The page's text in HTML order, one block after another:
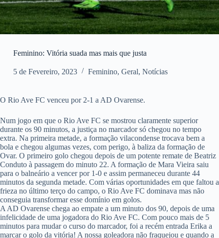
Feminino: Vitória suada mas mais que justa
5 de Fevereiro, 2023 Feminino, Geral, Notícias
O Rio Ave FC venceu por 2-1 a AD Ovarense.
Num jogo em que o Rio Ave FC se mostrou claramente superior
durante os 90 minutos, a justiça no marcador só chegou no tempo
extra. Na primeira metade, a formação vilacondense trocava bem a
bola e chegou algumas vezes, com perigo, à baliza da formação de
Ovar. O primeiro golo chegou depois de um potente remate de Beatriz
Conduto à passagem do minuto 22. A formação de Mara Vieira saiu
para o balneário a vencer por 1-0 e assim permaneceu durante 44
minutos da segunda metade. Com várias oportunidades em que faltou a
frieza no último terço do campo, o Rio Ave FC dominava mas não
conseguia transformar esse domínio em golos.
A AD Ovarense chega ao empate a um minuto dos 90, depois de uma
infelicidade de uma jogadora do Rio Ave FC. Com pouco mais de 5
minutos para mudar o curso do marcador, foi a recém entrada Erika a
marcar o golo da vitória! A nossa goleadora não fraquejou e quando a